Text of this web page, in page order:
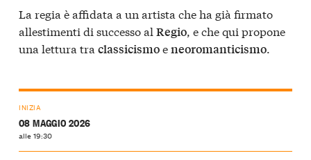
La regia è affidata a un artista che ha già firmato
allestimenti di successo al Regio, e che qui propone
una lettura tra classicismoeneoromanticismo.
INIZIA
08 MAGGIO 2026
alle 19:30